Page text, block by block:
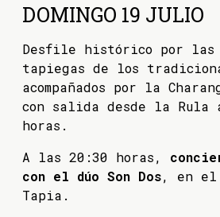
DOMINGO 19 JULIO
Desfile histórico por las
tapiegas de los
acompañados por la
con salida desde la Rula
horas.
A las 20:30 horas,
con el dúo Son Dos, en el
Tapia.